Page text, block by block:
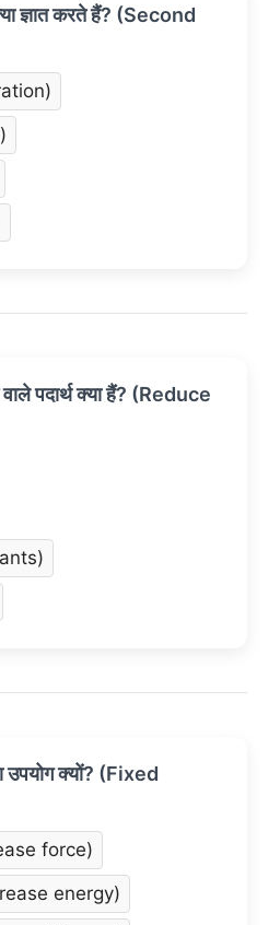
ज्ञात करते हैं? (Second
पदार्थ क्या हैं? (Reduce
उपयोग क्यों? (Fixed
force)
energy)